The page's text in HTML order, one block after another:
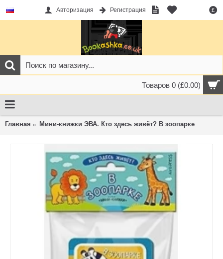
£
Авторизация Регистрация
Товаров 0 (£0.00)
Главная Мини-книжки ЭВА. Кто здесь живёт? В зоопарке